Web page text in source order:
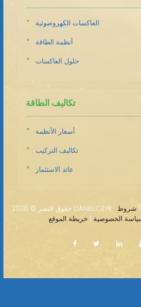
العاكسات الكهروضوئية
أنظمة الطاقة
حلول العاكسات
تكاليف الطاقة
أسعار الأنظمة
تكاليف التركيب
عائد الاستثمار
حقوق النشر ©
شروط
الخصوصية خريطة الموقع